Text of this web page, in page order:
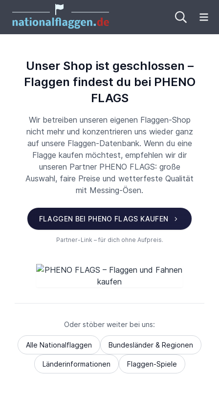
Unser Shop ist geschlossen –
Flaggen findest du bei PHENO
FLAGS
Wir betreiben unseren eigenen Flaggen-Shop
nicht mehr und konzentrieren uns wieder ganz
auf unsere Flaggen-Datenbank. Wenn du eine
Flagge kaufen möchtest, empfehlen wir dir
unseren Partner PHENO FLAGS: große
Auswahl, faire Preise und wetterfeste Qualität
mit Messing-Ösen.
FLAGGEN BEI PHENO FLAGS KAUFEN
Partner-Link – für dich ohne Aufpreis.
Oder stöber weiter bei uns:
Alle Nationalflaggen Bundesländer & Regionen
Länderinformationen Flaggen-Spiele